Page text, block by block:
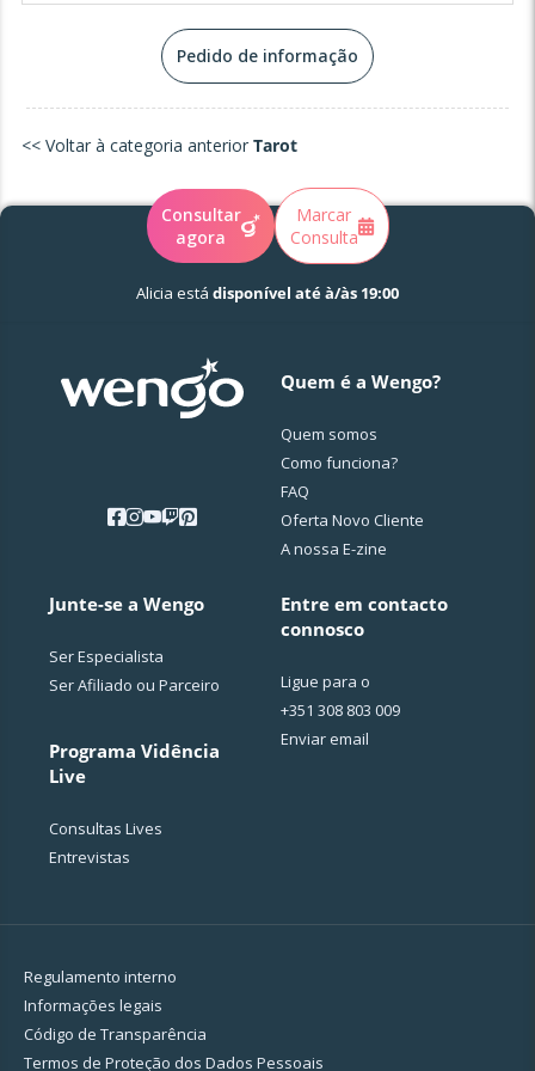
Pedido de informação
<< Voltar à categoria anterior Tarot
Consultar
agora
Marcar
Consulta
Alicia está disponível até à/às 19:00
Quem é a Wengo?
Quem somos
Como funciona?
FAQ
Oferta Novo Cliente
A nossa E-zine
Junte-se a Wengo
Ser Especialista
Ser Afiliado ou Parceiro
Programa Vidência
Live
Consultas Lives
Entrevistas
Entre em contacto
connosco
Ligue para o
+351 308 803 009
Enviar email
Regulamento interno
Informações legais
Código de Transparência
Termos de Proteção dos Dados Pessoais